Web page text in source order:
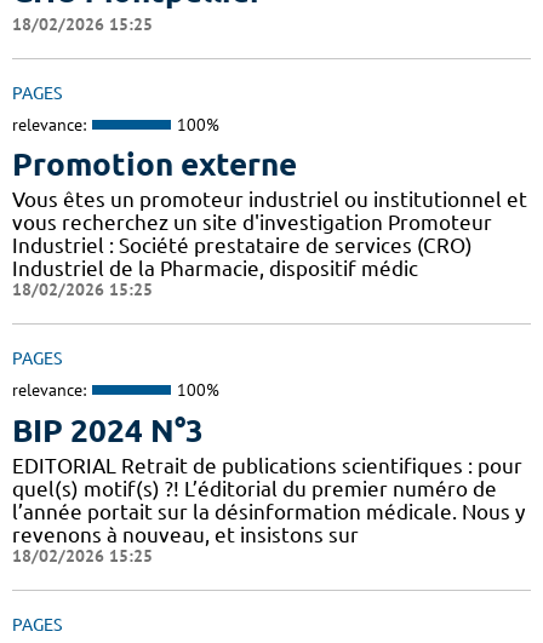
18/02/2026 15:25
PAGES
relevance: 100%
Promotion externe
Vous êtes un promoteur industriel ou institutionnel et
vous recherchez un site d'investigation Promoteur
Industriel : Société prestataire de services (CRO)
Industriel de la Pharmacie, dispositif médic
18/02/2026 15:25
PAGES
relevance: 100%
BIP 2024 N°3
EDITORIAL Retrait de publications scientifiques : pour
quel(s) motif(s) ?! L’éditorial du premier numéro de
l’année portait sur la désinformation médicale. Nous y
revenons à nouveau, et insistons sur
18/02/2026 15:25
PAGES